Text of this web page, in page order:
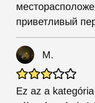
приветливый
M.
Ez az a